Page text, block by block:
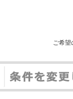
ご希望